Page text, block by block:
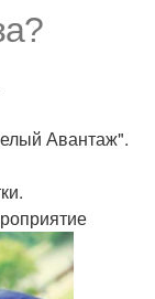
Авантаж".